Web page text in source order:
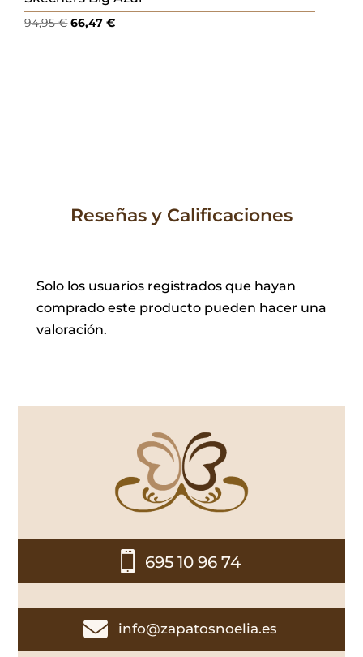
94,95€El
66,47€El
Reseñas y Calificaciones
Solo los usuarios registrados que hayan
comprado este producto pueden hacer una
valoración.
 695 10 96 74
 info@zapatosnoelia.es